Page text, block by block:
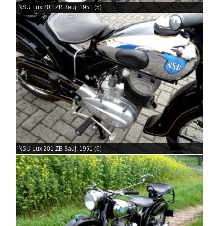
NSU Lux 201 ZB Bauj. 1951 (5)
NSU Lux 201 ZB Bauj. 1951 (6)